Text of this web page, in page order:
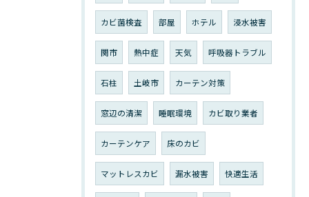
カビ菌検査 部屋 ホテル 浸水被害
関市 熱中症 天気 呼吸器トラブル
石柱 土岐市 カーテン対策
窓辺の清潔 睡眠環境 カビ取り業者
カーテンケア 床のカビ
マットレスカビ 漏水被害 快適生活